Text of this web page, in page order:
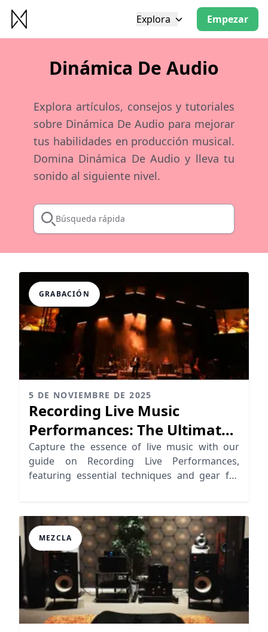
Explora Empezar
Dinámica De Audio
Explora artículos, consejos y tutoriales
sobre Dinámica De Audio para mejorar
tus habilidades en producción musical.
Domina Dinámica De Audio y lleva tu
sonido al siguiente nivel.
Búsqueda rápida
GRABACIÓN
5 DE NOVIEMBRE DE 2025
Recording Live Music
Performances: The Ultimate
Audio Guide
Capture the essence of live music with our
guide on Recording Live Performances,
featuring essential techniques and gear for
MEZCLA